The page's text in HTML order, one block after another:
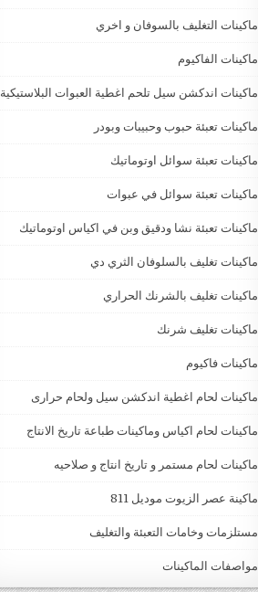
ماكينات التغليف بالسوفان و اخري
ماكينات الفاكيوم
ماكينات اندكشن سيل تلحم اغطية العبوات البلاستيكية
ماكينات تعبئة حبوب وحبيبات وبودر
ماكينات تعبئة سوائل اوتوماتيك
ماكينات تعبئة سوائل في عبوات
ماكينات تعبئة نشا ودقيق وبن في اكياس اوتوماتيك
ماكينات تغليف بالسلوفان الثري دي
ماكينات تغليف بالشرنك الحراري
ماكينات تغليف شرنك
ماكينات فاكيوم
ماكينات لحام اغطية اندكشن سيل ولحام حرارى
ماكينات لحام اكياس وماكينات طباعة تاريخ الانتاج
ماكينات لحام مستمر و تاريخ انتاج و صلاحيه
ماكينة عصر الزيوت موديل 811
مستلزمات وخامات التعبئة والتغليف
مواصفات الماكينات